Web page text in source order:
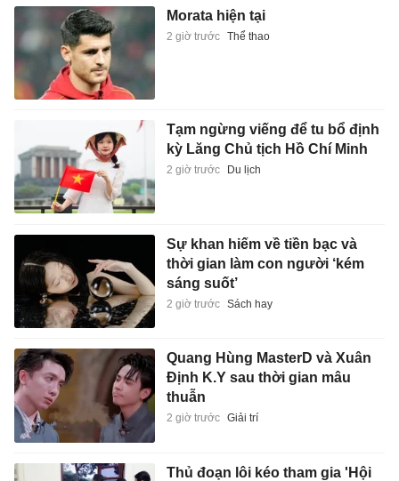
Morata hiện tại
2 giờ trước Thể thao
Tạm ngừng viếng để tu bổ định
kỳ Lăng Chủ tịch Hồ Chí Minh
2 giờ trước Du lịch
Sự khan hiếm về tiền bạc và
thời gian làm con người ‘kém
sáng suốt’
2 giờ trước Sách hay
Quang Hùng MasterD và Xuân
Định K.Y sau thời gian mâu
thuẫn
2 giờ trước Giải trí
Thủ đoạn lôi kéo tham gia 'Hội